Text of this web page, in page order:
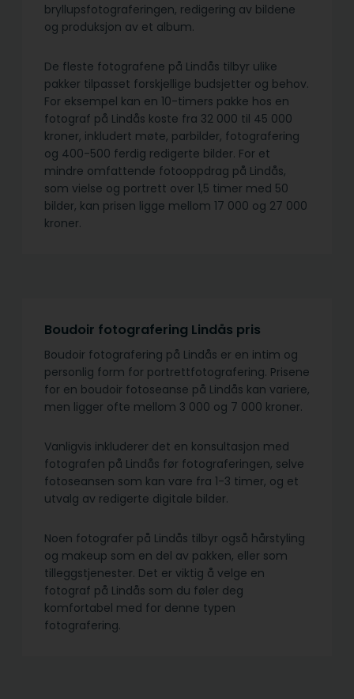
bryllupsfotograferingen, redigering av bildene
og produksjon av et album.
De fleste fotografene på Lindås tilbyr ulike
pakker tilpasset forskjellige budsjetter og behov.
For eksempel kan en 10-timers pakke hos en
fotograf på Lindås koste fra 32 000 til 45 000
kroner, inkludert møte, parbilder, fotografering
og 400-500 ferdig redigerte bilder. For et
mindre omfattende fotooppdrag på Lindås,
som vielse og portrett over 1,5 timer med 50
bilder, kan prisen ligge mellom 17 000 og 27 000
kroner.
Boudoir fotografering Lindås pris
Boudoir fotografering på Lindås er en intim og
personlig form for portrettfotografering. Prisene
for en boudoir fotoseanse på Lindås kan variere,
men ligger ofte mellom 3 000 og 7 000 kroner.
Vanligvis inkluderer det en konsultasjon med
fotografen på Lindås før fotograferingen, selve
fotoseansen som kan vare fra 1-3 timer, og et
utvalg av redigerte digitale bilder.
Noen fotografer på Lindås tilbyr også hårstyling
og makeup som en del av pakken, eller som
tilleggstjenester. Det er viktig å velge en
fotograf på Lindås som du føler deg
komfortabel med for denne typen
fotografering.